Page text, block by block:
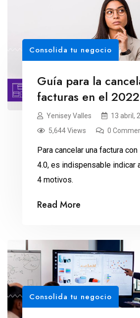
ciertos cambios para el home
Consolida tu negocio
Guía para la
facturas en el 2022
Yenisey Valles
13 abril,
5,644 Views
0
Para cancelar una factura
4.0, es indispensable indicar
4 motivos.
Read More
Consolida tu negocio